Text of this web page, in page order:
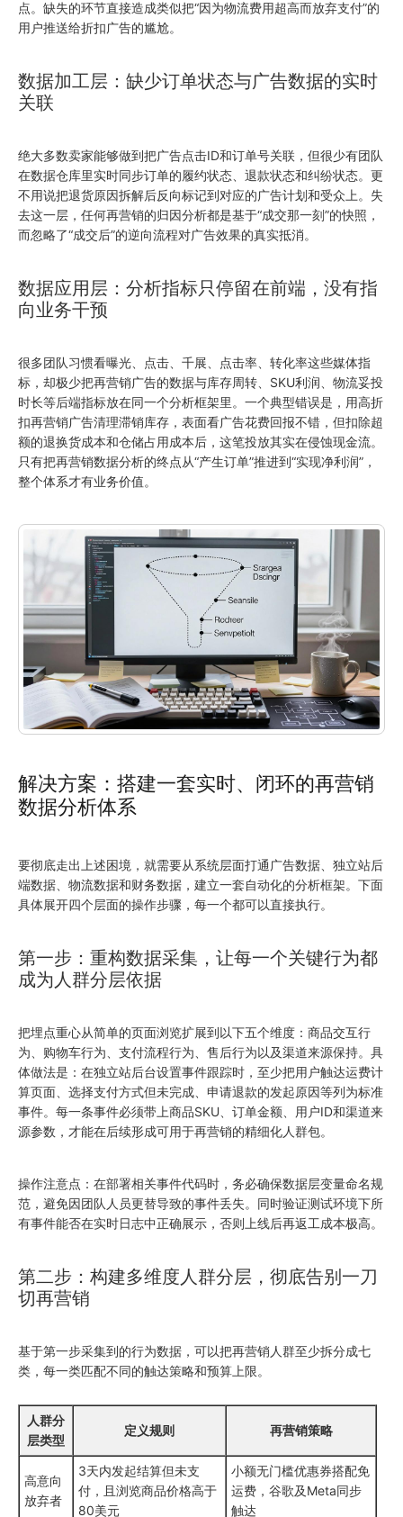
点。缺失的环节直接造成类似把“因为物流费用超高而放弃支付”的
用户推送给折扣广告的尴尬。
数据加工层：缺少订单状态与广告数据的实时
关联
绝大多数卖家能够做到把广告点击ID和订单号关联，但很少有团队
在数据仓库里实时同步订单的履约状态、退款状态和纠纷状态。更
不用说把退货原因拆解后反向标记到对应的广告计划和受众上。失
去这一层，任何再营销的归因分析都是基于“成交那一刻”的快照，
而忽略了“成交后”的逆向流程对广告效果的真实抵消。
数据应用层：分析指标只停留在前端，没有指
向业务干预
很多团队习惯看曝光、点击、千展、点击率、转化率这些媒体指
标，却极少把再营销广告的数据与库存周转、SKU利润、物流妥投
时长等后端指标放在同一个分析框架里。一个典型错误是，用高折
扣再营销广告清理滞销库存，表面看广告花费回报不错，但扣除超
额的退换货成本和仓储占用成本后，这笔投放其实在侵蚀现金流。
只有把再营销数据分析的终点从“产生订单”推进到“实现净利润”，
整个体系才有业务价值。
解决方案：搭建一套实时、闭环的再营销
数据分析体系
要彻底走出上述困境，就需要从系统层面打通广告数据、独立站后
端数据、物流数据和财务数据，建立一套自动化的分析框架。下面
具体展开四个层面的操作步骤，每一个都可以直接执行。
第一步：重构数据采集，让每一个关键行为都
成为人群分层依据
把埋点重心从简单的页面浏览扩展到以下五个维度：商品交互行
为、购物车行为、支付流程行为、售后行为以及渠道来源保持。具
体做法是：在独立站后台设置事件跟踪时，至少把用户触达运费计
算页面、选择支付方式但未完成、申请退款的发起原因等列为标准
事件。每一条事件必须带上商品SKU、订单金额、用户ID和渠道来
源参数，才能在后续形成可用于再营销的精细化人群包。
操作注意点：在部署相关事件代码时，务必确保数据层变量命名规
范，避免因团队人员更替导致的事件丢失。同时验证测试环境下所
有事件能否在实时日志中正确展示，否则上线后再返工成本极高。
第二步：构建多维度人群分层，彻底告别一刀
切再营销
基于第一步采集到的行为数据，可以把再营销人群至少拆分成七
类，每一类匹配不同的触达策略和预算上限。
人群分
层类型
定义规则 再营销策略
高意向
放弃者
3天内发起结算但未支
付，且浏览商品价格高于
80美元
小额无门槛优惠券搭配免
运费，谷歌及Meta同步
触达